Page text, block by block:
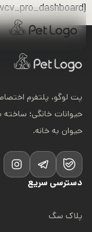
پرش
به
[wcv_pro_dashboard]
پت لوگو، پلتفرم
حیوانات خانگی؛
حیوان به خانه.
دسترسی سریع
پلاک سگ